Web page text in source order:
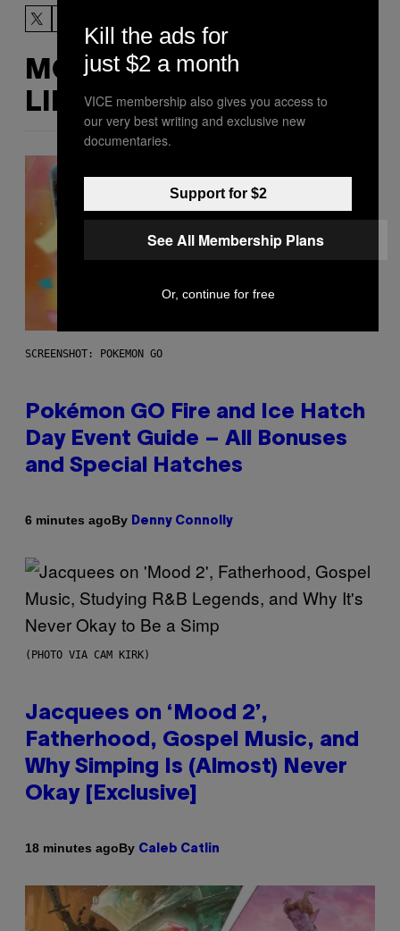
MORE
LIKE THIS
SCREENSHOT: POKEMON GO
Pokémon GO Fire and Ice Hatch
Day Event Guide – All Bonuses
and Special Hatches
6 minutes agoBy Denny Connolly
(PHOTO VIA CAM KIRK)
Jacquees on ‘Mood 2’,
Fatherhood, Gospel Music, and
Why Simping Is (Almost) Never
Okay [Exclusive]
18 minutes agoBy Caleb Catlin
Kill the ads for
just $2 a month
VICE membership also gives you access to
our very best writing and exclusive new
documentaries.
Support for $2
See All Membership Plans
Or, continue for free